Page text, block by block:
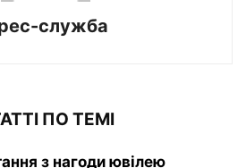
служба
ПО ТЕМІ
з нагоди ювілею